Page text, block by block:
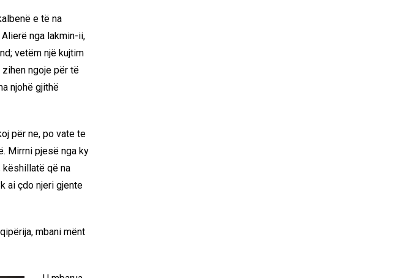
e të na
nga lakmin-ii,
vetëm një kujtim
ngoje për të
njohë gjithë
për ne, po vate te
Mirrni pjesë nga ky
këshillatë që na
ai çdo njeri gjente
mbani mënt